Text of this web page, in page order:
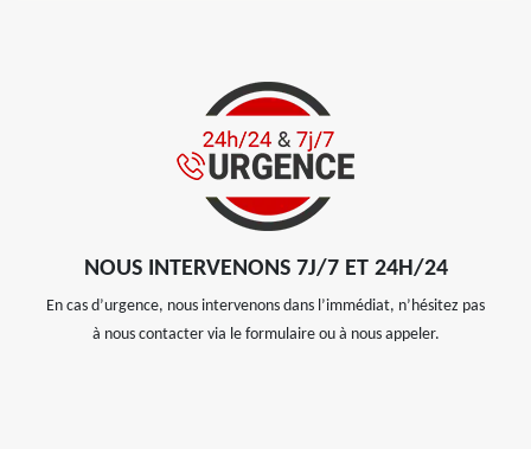
NOUS INTERVENONS 7J/7 ET 24H/24
En cas d’urgence, nous intervenons dans l’immédiat, n’hésitez pas
à nous contacter via le formulaire ou à nous appeler.